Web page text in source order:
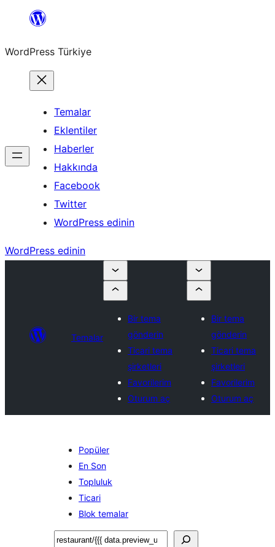
İçeriğe
WordPress Türkiye
Temalar
Eklentiler
Haberler
Hakkında
Facebook
Twitter
WordPress edinin
WordPress edinin
Temalar
Bir tema
gönderin
Ticari tema
şirketleri
Favorilerim
Oturum aç
Bir tema
gönderin
Ticari tema
şirketleri
Favorilerim
Oturum aç
Popüler
En Son
Topluluk
Ticari
Blok temalar
Ara